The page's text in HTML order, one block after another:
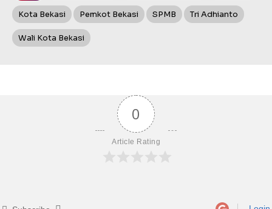
Kota Bekasi Pemkot Bekasi SPMB Tri Adhianto
Wali Kota Bekasi
0
Article Rating